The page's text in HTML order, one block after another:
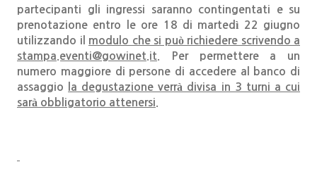
partecipanti gli ingressi saranno contingentati e su
prenotazione entro le ore 18 di martedì 22 giugno
utilizzando il modulo che si può richiedere scrivendo a
stampa.eventi@gowinet.it . Per permettere a un
numero maggiore di persone di accedere al banco di
assaggio
la degustazione verrà divisa in 3 turni a cui
sarà obbligatorio attenersi.